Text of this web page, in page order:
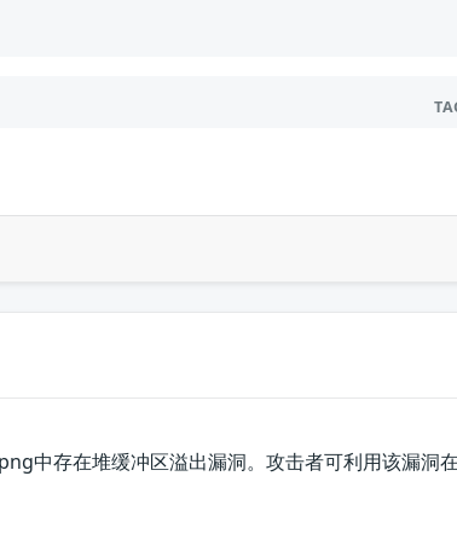
中存在堆缓冲区溢出漏洞。攻击者可利用该漏洞